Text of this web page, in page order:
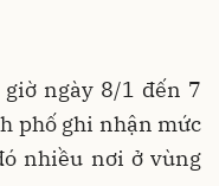
ngày 8/1 đến 7
phố ghi nhận mức
nhiều nơi ở vùng